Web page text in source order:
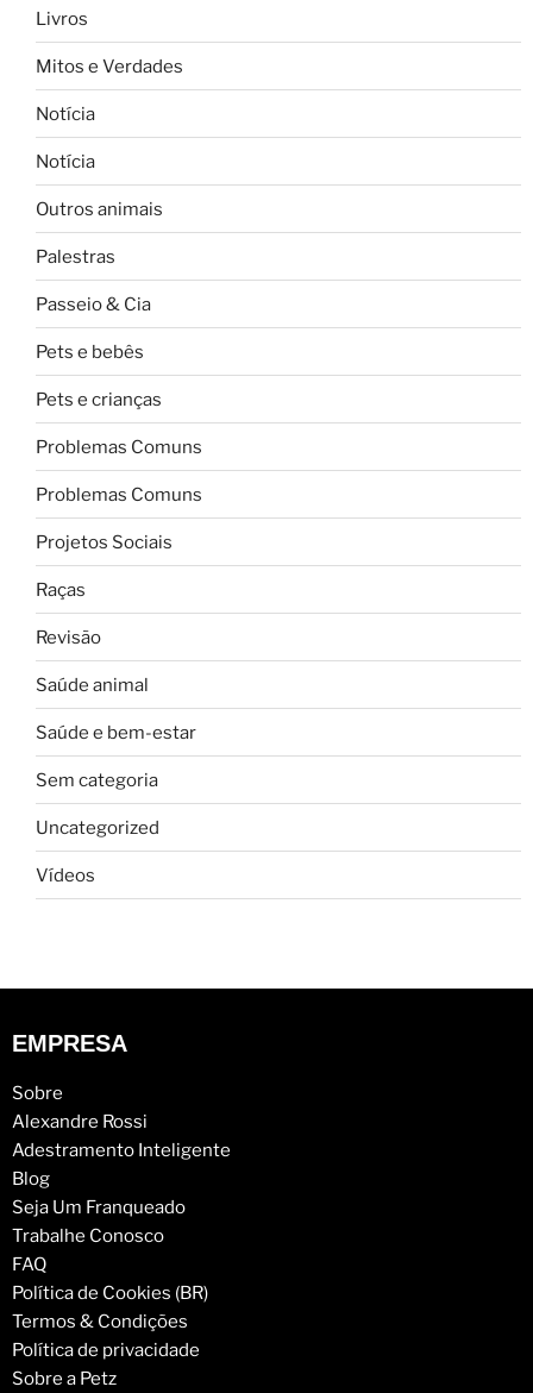
Livros
Mitos e Verdades
Notícia
Notícia
Outros animais
Palestras
Passeio & Cia
Pets e bebês
Pets e crianças
Problemas Comuns
Problemas Comuns
Projetos Sociais
Raças
Revisão
Saúde animal
Saúde e bem-estar
Sem categoria
Uncategorized
Vídeos
EMPRESA
Sobre
Alexandre Rossi
Adestramento Inteligente
Blog
Seja Um Franqueado
Trabalhe Conosco
FAQ
Política de Cookies (BR)
Termos & Condições
Política de privacidade
Sobre a Petz